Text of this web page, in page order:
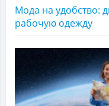
Мода на удобство:
рабочую одежду